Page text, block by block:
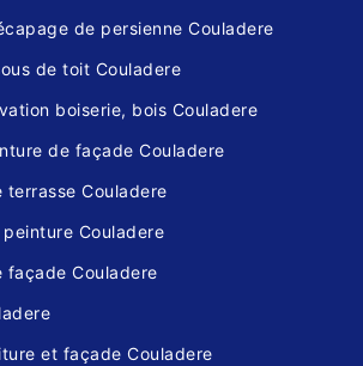
de persienne Couladere
de toit Couladere
boiserie, bois Couladere
de façade Couladere
Couladere
Couladere
façade Couladere
et façade Couladere